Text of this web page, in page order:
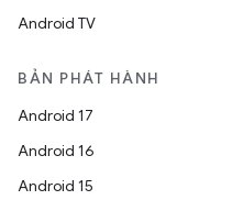
Android TV
BẢN PHÁT HÀNH
Android 17
Android 16
Android 15